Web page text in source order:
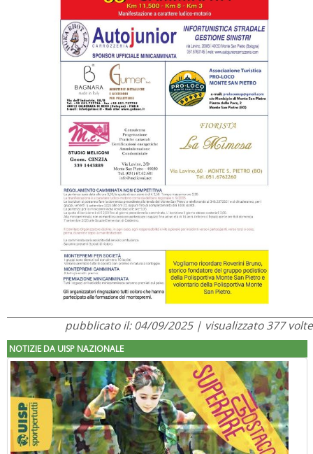
pubblicato il: 04/09/2025 | visualizzato 377 volte
NOTIZIE DA UISP NAZIONALE